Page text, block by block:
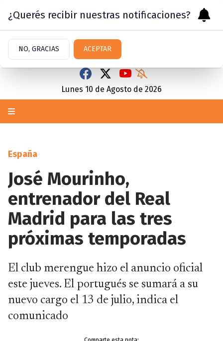
Lunes 10 de Agosto de 2026
España
José Mourinho,
entrenador del Real
Madrid para las tres
próximas temporadas
El club merengue hizo el anuncio oficial
este jueves. El portugués se sumará a su
nuevo cargo el 13 de julio, indica el
comunicado
¿Querés recibir nuestras notificaciones?
NO, GRACIAS ACEPTAR